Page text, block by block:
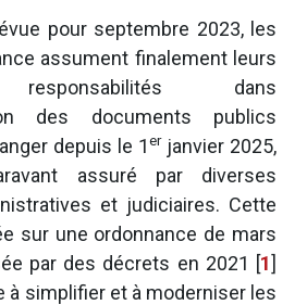
pour septembre 2023, les
assument finalement leurs
dans
des documents publics
depuis le 1erjanvier 2025,
assuré par diverses
et judiciaires. Cette
sur une ordonnance de mars
par des décrets en 2021 [1]
à simplifier et à moderniser les